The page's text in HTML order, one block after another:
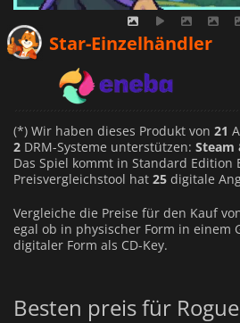
Star-Einzelhändler
(*) Wir haben dieses Produkt von 21
2 DRM-Systeme unterstützen: Steam
Das Spiel kommt in Standard Edition
Preisvergleichstool hat 25 digitale
Vergleiche die Preise für den Kauf
egal ob in physischer Form in einem
digitaler Form als CD-Key.
Besten preis für